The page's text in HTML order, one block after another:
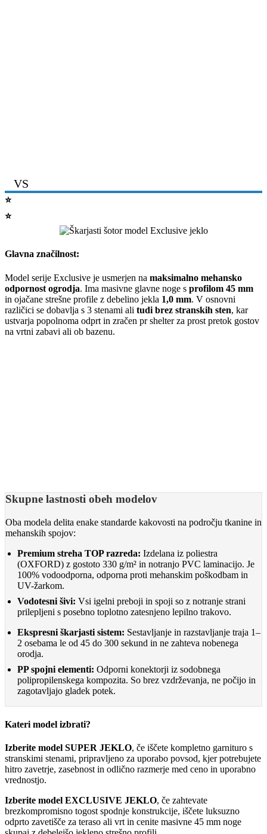
VS
⭐
⭐
Glavna značilnost:
Model serije Exclusive je usmerjen na maksimalno mehansko
odpornost ogrodja. Ima masivne glavne noge s profilom 45 mm
in ojačane strešne profile z debelino jekla 1,0 mm. V osnovni
različici se dobavlja s 3 stenami ali tudi brez stranskih sten, kar
ustvarja popolnoma odprt in zračen pr shelter za prost pretok gostov
na vrtni zabavi ali ob bazenu.
Skupne lastnosti obeh modelov
Oba modela delita enake standarde kakovosti na področju tkanine in
mehanskih spojov:
Premium streha TOP razreda: Izdelana iz poliestra
(OXFORD) z gostoto 330 g/m² in notranjo PVC laminacijo. Je
100% vodoodporna, odporna proti mehanskim poškodbam in
UV-žarkom.
Vodotesni šivi: Vsi igelni preboji in spoji so z notranje strani
prilepljeni s posebno toplotno zatesnjeno lepilno trakovo.
Ekspresni škarjasti sistem: Sestavljanje in razstavljanje traja 1–
2 osebama le od 45 do 300 sekund in ne zahteva nobenega
orodja.
PP spojni elementi: Odporni konektorji iz sodobnega
polipropilenskega kompozita. So brez vzdrževanja, ne počijo in
zagotavljajo gladek potek.
Kateri model izbrati?
Izberite model SUPER JEKLO, če iščete kompletno garnituro s
stranskimi stenami, pripravljeno za uporabo povsod, kjer potrebujete
hitro zavetrje, zasebnost in odlično razmerje med ceno in uporabno
vrednostjo.
Izberite model EXCLUSIVE JEKLO, če zahtevate
brezkompromisno togost spodnje konstrukcije, iščete luksuzno
odprto zavetišče za teraso ali vrt in cenite masivne 45 mm noge